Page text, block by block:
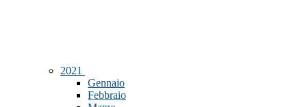
2021
Gennaio
Febbraio